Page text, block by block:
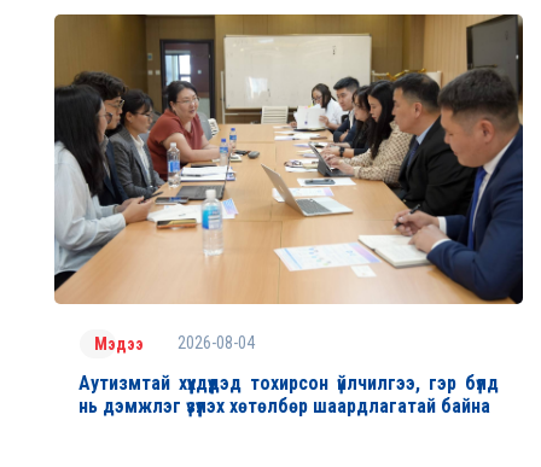
Мэдээ 2026-08-04
Аутизмтай хүүхдүүдэд тохирсон үйлчилгээ, гэр бүлд
нь дэмжлэг үзүүлэх хөтөлбөр шаардлагатай байна